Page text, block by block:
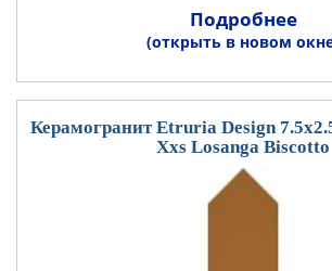
Подробнее
(открыть в новом
Керамогранит Etruria Design
Xxs Losanga Biscotto